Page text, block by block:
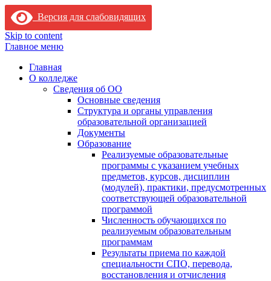
Версия для слабовидящих
Skip to content
Главное меню
Главная
О колледже
Сведения об ОО
Основные сведения
Структура и органы управления
образовательной организацией
Документы
Образование
Реализуемые образовательные
программы с указанием учебных
предметов, курсов, дисциплин
(модулей), практики, предусмотренных
соответствующей образовательной
программой
Численность обучающихся по
реализуемым образовательным
программам
Результаты приема по каждой
специальности СПО, перевода,
восстановления и отчисления